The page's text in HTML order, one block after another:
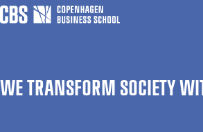
WE TRANSFORM SOCIETY